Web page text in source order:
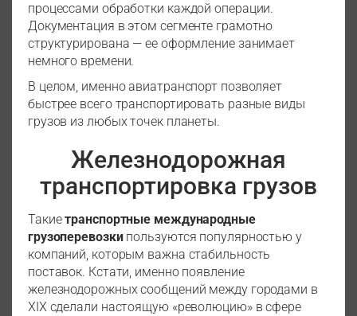
процессами обработки каждой операции.
Документация в этом сегменте грамотно
структурирована — ее оформление занимает
немного времени.
В целом, именно авиатранспорт позволяет
быстрее всего транспортировать разные виды
грузов из любых точек планеты.
Железнодорожная
транспортировка грузов
Такиетранспортные международные
грузоперевозкипользуются популярностью у
компаний, которым важна стабильность
поставок. Кстати, именно появление
железнодорожных сообщений между городами в
XIX сделали настоящую «революцию» в сфере